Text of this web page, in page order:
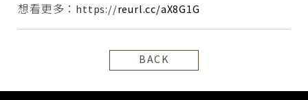
想看更多：https://reurl.cc/aX8G1G
BACK